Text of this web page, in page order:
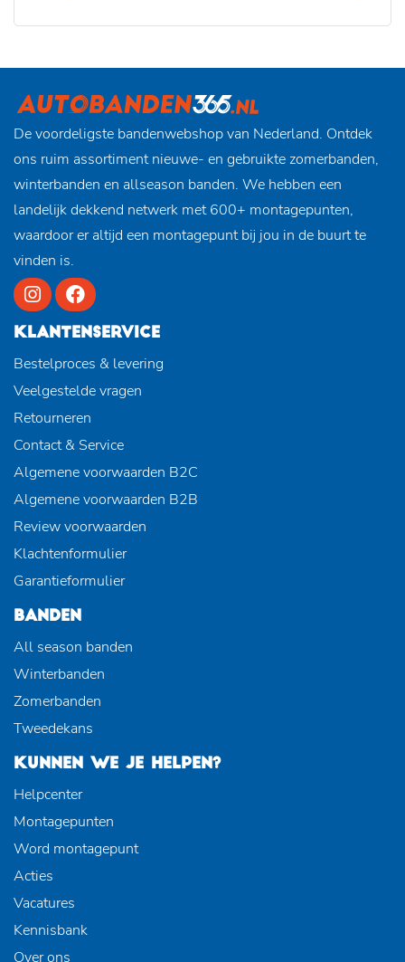
De voordeligste bandenwebshop van Nederland. Ontdek
ons ruim assortiment nieuwe- en gebruikte zomerbanden,
winterbanden en allseason banden. We hebben een
landelijk dekkend netwerk met 600+ montagepunten,
waardoor er altijd een montagepunt bij jou in de buurt te
vinden is.
KLANTENSERVICE
Bestelproces & levering
Veelgestelde vragen
Retourneren
Contact & Service
Algemene voorwaarden B2C
Algemene voorwaarden B2B
Review voorwaarden
Klachtenformulier
Garantieformulier
BANDEN
All season banden
Winterbanden
Zomerbanden
Tweedekans
KUNNEN WE JE HELPEN?
Helpcenter
Montagepunten
Word montagepunt
Acties
Vacatures
Kennisbank
Over ons